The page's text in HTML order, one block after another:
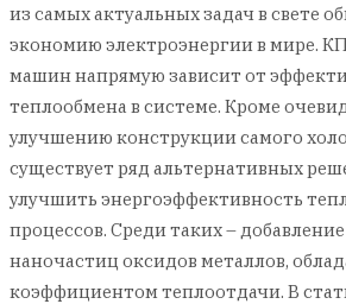
из самых актуальных задач в свете
экономию электроэнергии в мире.
машин напрямую зависит от
теплообмена в системе. Кроме
улучшению конструкции самого
существует ряд альтернативных
улучшить энергоэффективность
процессов. Среди таких –
наночастиц оксидов металлов,
коэффициентом теплоотдачи. В